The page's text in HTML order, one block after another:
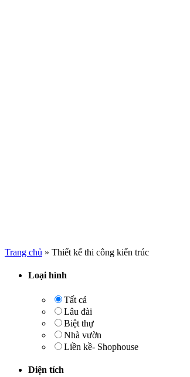
Trang chủ » Thiết kế thi công kiến trúc
Loại hình
Tất cả
Lâu đài
Biệt thự
Nhà vườn
Liền kề- Shophouse
Diện tích